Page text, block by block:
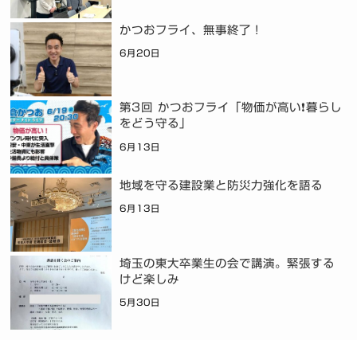
かつおフライ、無事終了！
6月20日
第3回 かつおフライ「物価が高い❗暮らし
をどう守る」
6月13日
地域を守る建設業と防災力強化を語る
6月13日
埼玉の東大卒業生の会で講演。緊張する
けど楽しみ
5月30日